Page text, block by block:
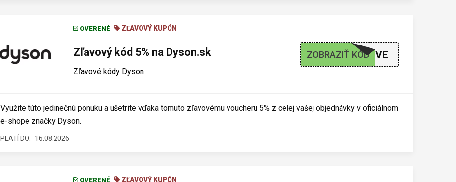
OVERENÉ ZĽAVOVÝ KUPÓN
Zľavový kód 5% na Dyson.sk
Zľavové kódy Dyson
ZOBRAZIŤ KÓD
DYSONFIVE
Využite túto jedinečnú ponuku a ušetrite vďaka tomuto zľavovému voucheru 5% z celej vašej objednávky v oficiálnom
e-shope značky Dyson.
PLATÍ DO: 16.08.2026
OVERENÉ ZĽAVOVÝ KUPÓN